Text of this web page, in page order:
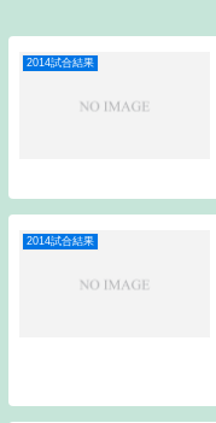
2014試合結果
2014試合結果